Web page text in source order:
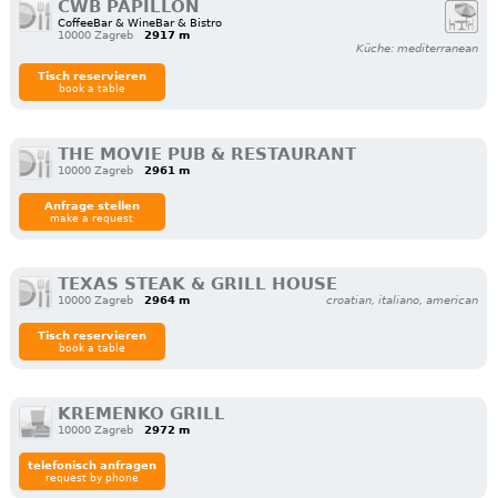
CWB PAPILLON
CoffeeBar & WineBar & Bistro
10000 Zagreb
2917 m
Küche: mediterranean
Tisch reservieren
book a table
THE MOVIE PUB & RESTAURANT
10000 Zagreb 2961 m
Anfrage stellen
make a request
TEXAS STEAK & GRILL HOUSE
10000 Zagreb 2964 m croatian, italiano, american
Tisch reservieren
book a table
KREMENKO GRILL
10000 Zagreb 2972 m
telefonisch anfragen
request by phone